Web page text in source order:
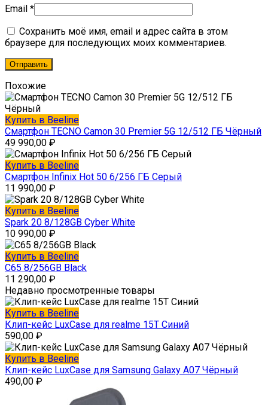
Email *
Сохранить моё имя, email и адрес сайта в этом
браузере для последующих моих комментариев.
Похожие
Купить в Beeline
Смартфон TECNO Camon 30 Premier 5G 12/512 ГБ Чёрный
49 990,00 ₽
Купить в Beeline
Смартфон Infinix Hot 50 6/256 ГБ Серый
11 990,00 ₽
Купить в Beeline
Spark 20 8/128GB Cyber White
10 990,00 ₽
Купить в Beeline
C65 8/256GB Black
11 290,00 ₽
Недавно просмотренные товары
Купить в Beeline
Клип-кейс LuxCase для realme 15T Синий
590,00 ₽
Купить в Beeline
Клип-кейс LuxCase для Samsung Galaxy A07 Чёрный
490,00 ₽